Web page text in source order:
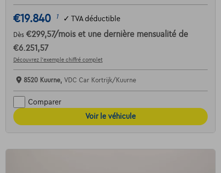
€19.840 1 ✓ TVA déductible
Dès €299,57/mois et une dernière mensualité de
€6.251,57
Découvrez l’exemple chiffré complet
8520 Kuurne, VDC Car Kortrijk/Kuurne
Comparer
Voir le véhicule